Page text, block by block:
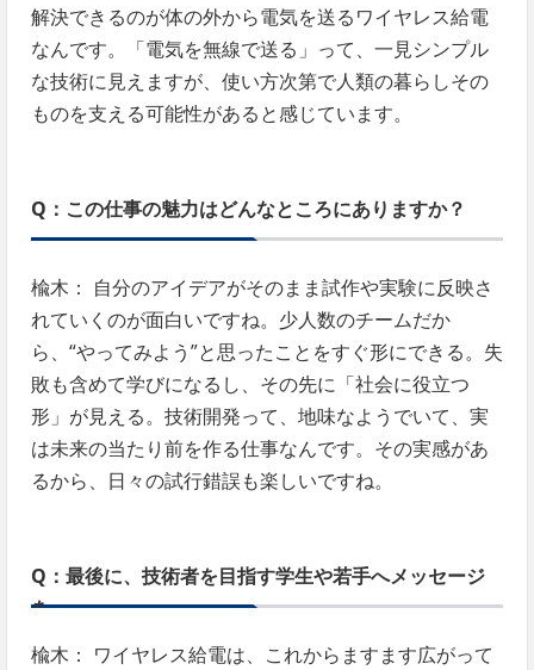
解決できるのが体の外から電気を送るワイヤレス給電
なんです。「電気を無線で送る」って、一見シンプル
な技術に見えますが、使い方次第で人類の暮らしその
ものを支える可能性があると感じています。
Q：この仕事の魅力はどんなところにありますか？
楡木： 自分のアイデアがそのまま試作や実験に反映さ
れていくのが面白いですね。少人数のチームだか
ら、“やってみよう”と思ったことをすぐ形にできる。失
敗も含めて学びになるし、その先に「社会に役立つ
形」が見える。技術開発って、地味なようでいて、実
は未来の当たり前を作る仕事なんです。その実感があ
るから、日々の試行錯誤も楽しいですね。
Q：最後に、技術者を目指す学生や若手へメッセージ
を。
楡木： ワイヤレス給電は、これからますます広がって